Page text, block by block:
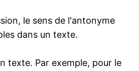
le sens de l'antonyme
dans un texte.
texte. Par exemple, pour le